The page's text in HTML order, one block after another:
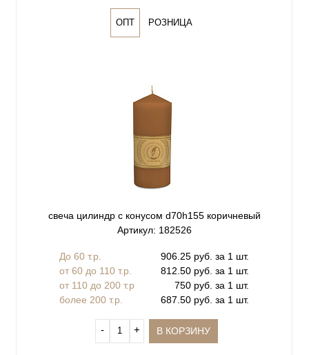
ОПТ РОЗНИЦА
свеча цилиндр с конусом d70h155 коричневый
Артикул: 182526
До 60 т.р.
906.25 руб. за 1 шт.
от 60 до 110 т.р.
812.50 руб. за 1 шт.
от 110 до 200 т.р
750 руб. за 1 шт.
более 200 т.р.
687.50 руб. за 1 шт.
‐ + В КОРЗИНУ